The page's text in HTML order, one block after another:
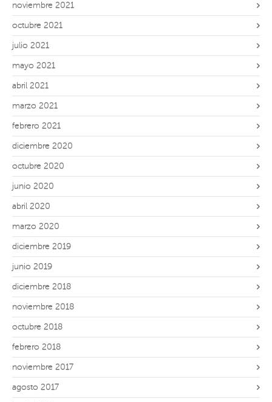
noviembre 2021
octubre 2021
julio 2021
mayo 2021
abril 2021
marzo 2021
febrero 2021
diciembre 2020
octubre 2020
junio 2020
abril 2020
marzo 2020
diciembre 2019
junio 2019
diciembre 2018
noviembre 2018
octubre 2018
febrero 2018
noviembre 2017
agosto 2017